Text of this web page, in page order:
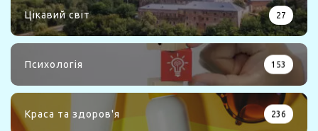
Цікавий світ 27
Психологія 153
Краса та здоров'я 236